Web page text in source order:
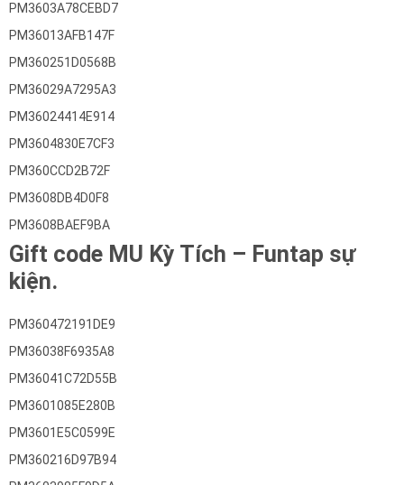
PM3603A78CEBD7
PM36013AFB147F
PM360251D0568B
PM36029A7295A3
PM36024414E914
PM3604830E7CF3
PM360CCD2B72F
PM3608DB4D0F8
PM3608BAEF9BA
Gift code MU Kỳ Tích – Funtap sự
kiện.
PM360472191DE9
PM36038F6935A8
PM36041C72D55B
PM3601085E280B
PM3601E5C0599E
PM360216D97B94